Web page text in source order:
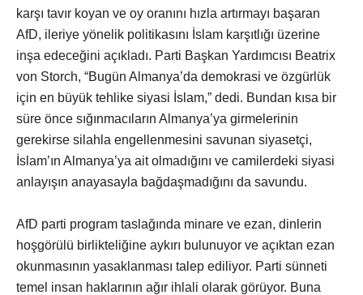
karşı tavır koyan ve oy oranını hızla artırmayı başaran
AfD, ileriye yönelik politikasını İslam karşıtlığı üzerine
inşa edeceğini açıkladı. Parti Başkan Yardımcısı Beatrix
von Storch, “Bugün Almanya’da demokrasi ve özgürlük
için en büyük tehlike siyasi İslam,” dedi. Bundan kısa bir
süre önce sığınmacıların Almanya’ya girmelerinin
gerekirse silahla engellenmesini savunan siyasetçi,
İslam’ın Almanya’ya ait olmadığını ve camilerdeki siyasi
anlayışın anayasayla bağdaşmadığını da savundu.
AfD parti program taslağında minare ve ezan, dinlerin
hoşgörülü birlikteliğine aykırı bulunuyor ve açıktan ezan
okunmasının yasaklanması talep ediliyor. Parti sünneti
temel insan haklarının ağır ihlali olarak görüyor. Buna